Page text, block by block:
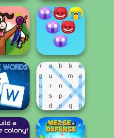
Parking Viking Escape
Hunter
Emoji Bubble
Shooter